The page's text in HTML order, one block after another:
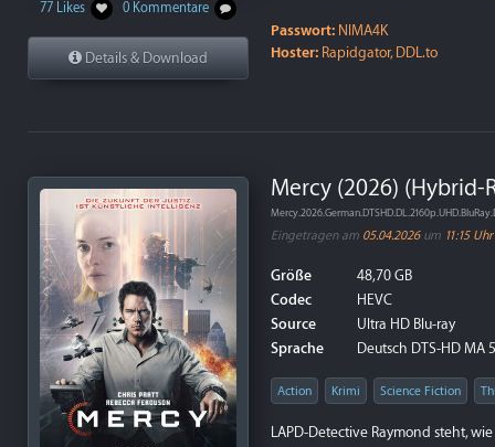
77 Likes 0 Kommentare
Details & Download
Passwort: NIMA4K
Hoster: Rapidgator, DDL.to
Mercy (2026) (Hybrid-
Eingetragen am 05.04.2026um 11:15 Uhr
Größe
48,70 GB
Codec
HEVC
Source
Ultra HD Blu-ray
Sprache
Deutsch DTS-HD MA
Action Krimi Science Fiction
LAPD-Detective Raymond steht,